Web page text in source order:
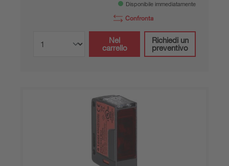
Disponibile immediatamente
Confronta
Nel
carrello
Richiedi un
preventivo